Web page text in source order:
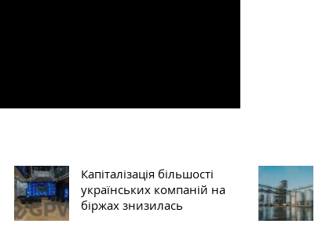
Капіталізація більшості
українських компаній на
біржах знизилась